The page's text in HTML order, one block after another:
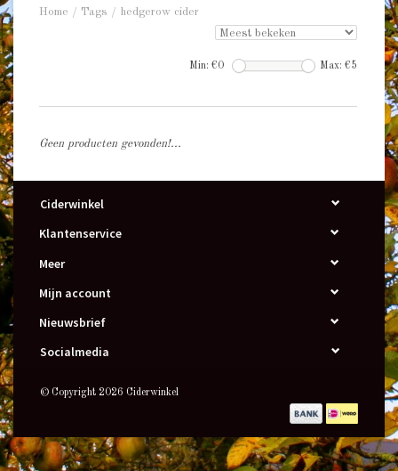
Home / Tags / hedgerow cider
Min: €0 Max: €5
Geen producten gevonden!...
Ciderwinkel
Klantenservice
Meer
Mijn account
Nieuwsbrief
Socialmedia
© Copyright 2026 Ciderwinkel